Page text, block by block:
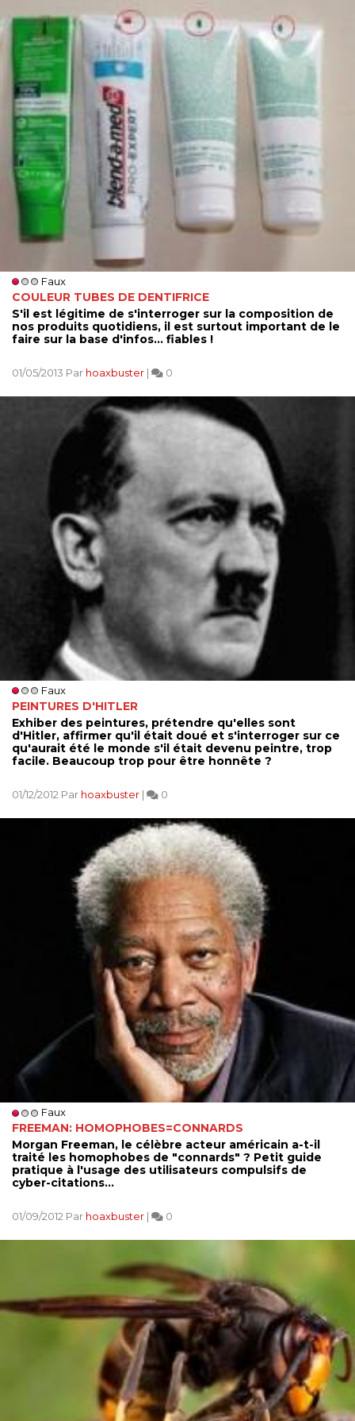
Faux
COULEUR TUBES DE DENTIFRICE
S'il est légitime de s'interroger sur la composition de
nos produits quotidiens, il est surtout important de le
faire sur la base d'infos... fiables !
01/05/2013 Par hoaxbuster | 0
Faux
PEINTURES D'HITLER
Exhiber des peintures, prétendre qu'elles sont
d'Hitler, affirmer qu'il était doué et s'interroger sur ce
qu'aurait été le monde s'il était devenu peintre, trop
facile. Beaucoup trop pour être honnête ?
01/12/2012 Par hoaxbuster | 0
Faux
FREEMAN: HOMOPHOBES=CONNARDS
Morgan Freeman, le célèbre acteur américain a-t-il
traité les homophobes de "connards" ? Petit guide
pratique à l'usage des utilisateurs compulsifs de
cyber-citations...
01/09/2012 Par hoaxbuster | 0